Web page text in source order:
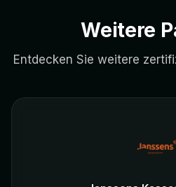
Weitere
Entdecken Sie weitere